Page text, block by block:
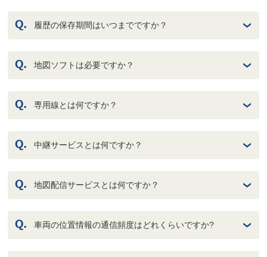
履歴の保存期間はいつまでですか？
地図ソフトは必要ですか？
専用線とは何ですか？
中継サービスとは何ですか？
地図配信サービスとは何ですか？
車両の位置情報の通信頻度はどれくらいですか?